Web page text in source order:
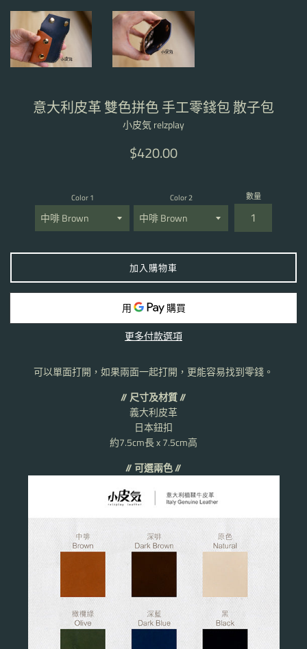
意大利皮革 雙色拼色 手工零錢包 散子包
小皮気 relzplay
定
價
$420.00
Color 1 Color 2 數量
加入購物車
更多付款選項
可以單面打開，如果兩面一起打開，更能容易找到零錢。
// 尺寸及材質 //
義大利皮革
日本鈕扣
約7.5cm長 x 7.5cm高
// 可選兩色 //